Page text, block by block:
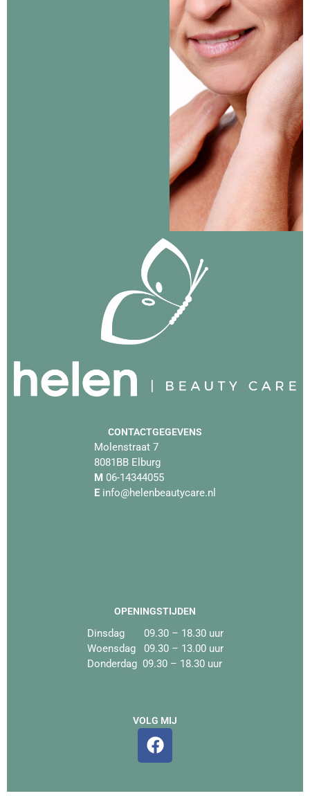
CONTACTGEGEVENS
Molenstraat 7
8081BB Elburg
M 06-14344055
E info@helenbeautycare.nl
OPENINGSTIJDEN
Dinsdag 09.30 – 18.30 uur
Woensdag 09.30 – 13.00 uur
Donderdag 09.30 – 18.30 uur
VOLG MIJ